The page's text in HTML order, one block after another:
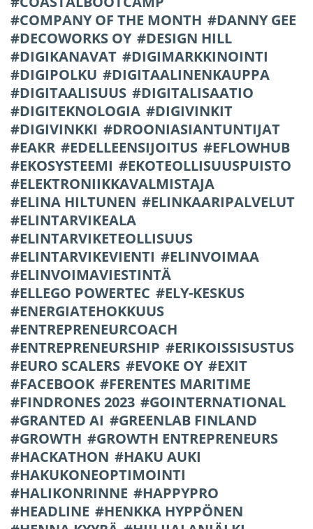
COMPANY OF THE MONTH
DANNY GEE
DECOWORKS OY
DESIGN HILL
DIGIKANAVAT
DIGIMARKKINOINTI
DIGIPOLKU
DIGITAALINENKAUPPA
DIGITAALISUUS
DIGITALISAATIO
DIGITEKNOLOGIA
DIGIVINKIT
DIGIVINKKI
DROONIASIANTUNTIJAT
EAKR
EDELLEENSIJOITUS
EFLOWHUB
EKOSYSTEEMI
EKOTEOLLISUUSPUISTO
ELEKTRONIIKKAVALMISTAJA
ELINA HILTUNEN
ELINKAARIPALVELUT
ELINTARVIKEALA
ELINTARVIKETEOLLISUUS
ELINTARVIKEVIENTI
ELINVOIMAA
ELINVOIMAVIESTINTÄ
ELLEGO POWERTEC
ELY-KESKUS
ENERGIATEHOKKUUS
ENTREPRENEURCOACH
ENTREPRENEURSHIP
ERIKOISSISUSTUS
EURO SCALERS
EVOKE OY
EXIT
FACEBOOK
FERENTES MARITIME
FINDRONES 2023
GOINTERNATIONAL
GRANTED AI
GREENLAB FINLAND
GROWTH
GROWTH ENTREPRENEURS
HACKATHON
HAKU AUKI
HAKUKONEOPTIMOINTI
HALIKONRINNE
HAPPYPRO
HEADLINE
HENKKA HYPPÖNEN